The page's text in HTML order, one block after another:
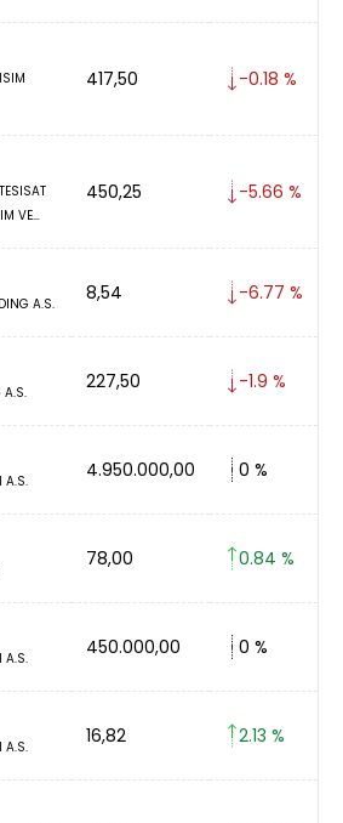
417,50 -0.18 %
VE
450,25 -5.66 %
A.S. 8,54 -6.77 %
A.S. 227,50 -1.9 %
A.S. 4.950.000,00 0 %
78,00 0.84 %
A.S. 450.000,00 0 %
A.S. 16,82 2.13 %